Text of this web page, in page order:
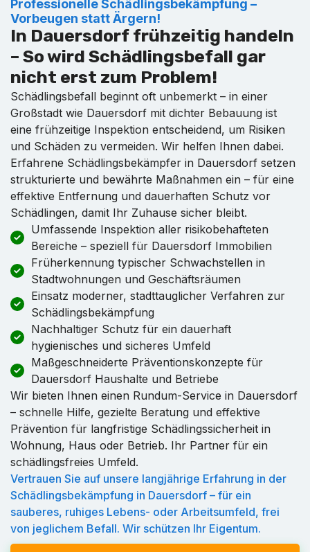
Professionelle Schädlingsbekämpfung –
Vorbeugen statt Ärgern!
In Dauersdorf frühzeitig handeln
– So wird Schädlingsbefall gar
nicht erst zum Problem!
Schädlingsbefall beginnt oft unbemerkt – in einer
Großstadt wie Dauersdorf mit dichter Bebauung ist
eine frühzeitige Inspektion entscheidend, um Risiken
und Schäden zu vermeiden. Wir helfen Ihnen dabei.
Erfahrene Schädlingsbekämpfer in Dauersdorf setzen
strukturierte und bewährte Maßnahmen ein – für eine
effektive Entfernung und dauerhaften Schutz vor
Schädlingen, damit Ihr Zuhause sicher bleibt.
Umfassende Inspektion aller risikobehafteten
Bereiche – speziell für Dauersdorf Immobilien
Früherkennung typischer Schwachstellen in
Stadtwohnungen und Geschäftsräumen
Einsatz moderner, stadttauglicher Verfahren zur
Schädlingsbekämpfung
Nachhaltiger Schutz für ein dauerhaft
hygienisches und sicheres Umfeld
Maßgeschneiderte Präventionskonzepte für
Dauersdorf Haushalte und Betriebe
Wir bieten Ihnen einen Rundum-Service in Dauersdorf
– schnelle Hilfe, gezielte Beratung und effektive
Prävention für langfristige Schädlingssicherheit in
Wohnung, Haus oder Betrieb. Ihr Partner für ein
schädlingsfreies Umfeld.
Vertrauen Sie auf unsere langjährige Erfahrung in der
Schädlingsbekämpfung in Dauersdorf – für ein
sauberes, ruhiges Lebens- oder Arbeitsumfeld, frei
von jeglichem Befall. Wir schützen Ihr Eigentum.